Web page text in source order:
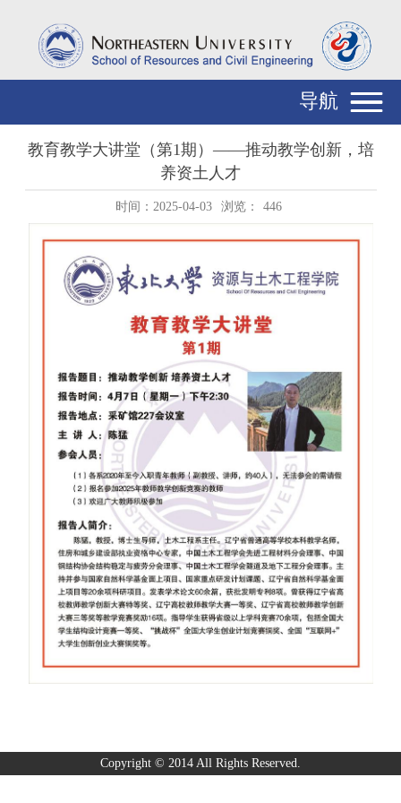
导航
教育教学大讲堂（第1期）——推动教学创新，培
养资土人才
时间：2025-04-03 浏览： 446
Copyright © 2014 All Rights Reserved.